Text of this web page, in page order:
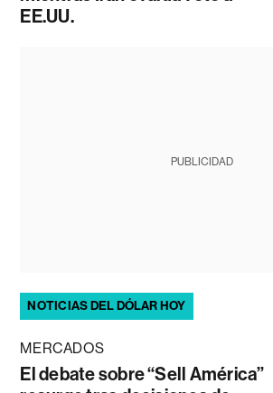
EE.UU.
PUBLICIDAD
NOTICIAS DEL DÓLAR HOY
MERCADOS
El debate sobre “Sell América”